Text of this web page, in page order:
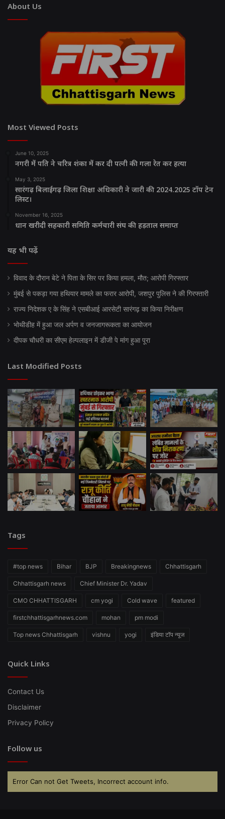
About Us
Most Viewed Posts
June 10, 2025
नगरी में पति ने चरित्र शंका में कर दी पत्नी की गला रेत कर हत्या
May 3, 2025
सारंगढ़ बिलाईगढ़ जिला शिक्षा अधिकारी ने जारी की 2024.2025 टॉप टेन
लिस्ट।
November 16, 2025
धान खरीदी सहकारी समिति कर्मचारी संघ की हड़ताल समाप्त
यह भी पढ़ें
विवाद के दौरान बेटे ने पिता के सिर पर किया हमला, मौत; आरोपी गिरफ्तार
मुंबई से पकड़ा गया हथियार मामले का फरार आरोपी, जशपुर पुलिस ने की गिरफ्तारी
राज्य निदेशक ए के सिंह ने एसबीआई आरसेटी सारंगढ़ का किया निरीक्षण
भोथीडीह में हुआ जल अर्पण व जनजागरूकता का आयोजन
दीपक चौधरी का सीएम हेल्पलाइन में डीजी पे मांग हुआ पूरा
Last Modified Posts
Tags
#top news Bihar BJP Breakingnews Chhattisgarh
Chhattisgarh news Chief Minister Dr. Yadav
CMO CHHATTISGARH cm yogi Cold wave featured
firstchhattisgarhnews.com mohan pm modi
Top news Chhattisgarh vishnu yogi इंडिया टॉप न्यूज
Quick Links
Contact Us
Disclaimer
Privacy Policy
Follow us
Error Can not Get Tweets, Incorrect account info.